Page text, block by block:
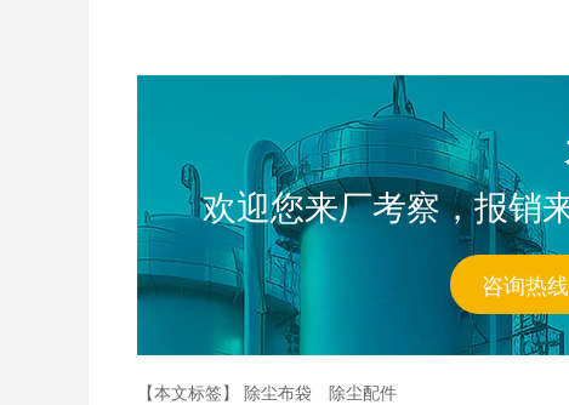
欢迎您来厂考察，报销
咨询热线
【本文标签】 除尘布袋
除尘配件